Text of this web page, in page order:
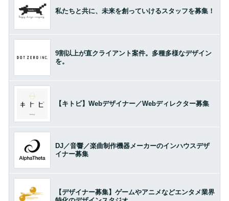
私たちと共に、未来を創っていけるスタッフを募集！
9割以上が直クライアント案件。多種多様なデザイン
を。
【キトビ】Webデザイナー／Webディレクター募集
DJ／音響／楽曲制作機器メーカーのインハウスデザ
イナー募集
【デザイナー募集】ゲームやアニメなどエンタメ業界